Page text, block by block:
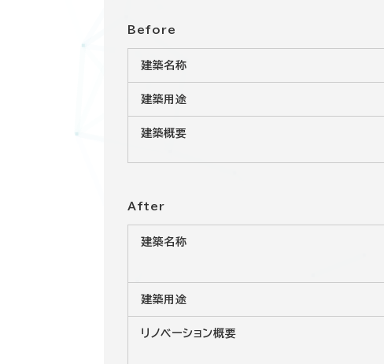
Before
建築名称
建築用途
建築概要
After
建築名称
建築用途
リノベーション概要